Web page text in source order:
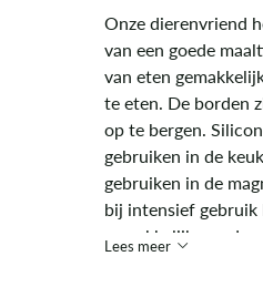
Onze dierenvriend
van een goede
van eten
te eten. De borden
op te bergen.
gebruiken in de
gebruiken in de
bij intensief
gemakkelijk
Lees meer